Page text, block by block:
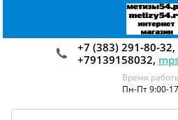
+7 (383) 291-80-
+79139158032,
Время
Пн-Пт 9:00-